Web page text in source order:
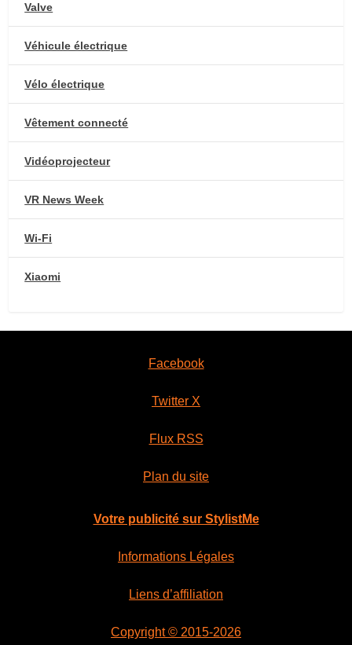
Valve
Véhicule électrique
Vélo électrique
Vêtement connecté
Vidéoprojecteur
VR News Week
Wi-Fi
Xiaomi
Facebook
Twitter X
Flux RSS
Plan du site
Votre publicité sur StylistMe
Informations Légales
Liens d’affiliation
Copyright © 2015-2026